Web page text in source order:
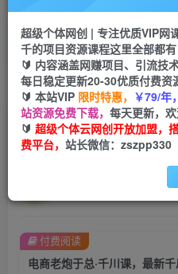
挂机
项目
脚本卡密
首页 创业课程 会员免费 正文
电商老炮于总·千川课，
爆了的课程
电商老炮于总·千川课，最新
付费阅读
超级个体网创 | 专注优质VIP网
千的项目资源课程这里全部都有
🔰 内容涵盖网赚项目、引流技
每日稳定更新20-30优质付费资
🔰 本站VIP 限时特惠， ￥79/年
站资源免费下载， 每天更新，欢
🔰 超级个体云网创开放加盟，
费平台， 站长微信：zszpp330